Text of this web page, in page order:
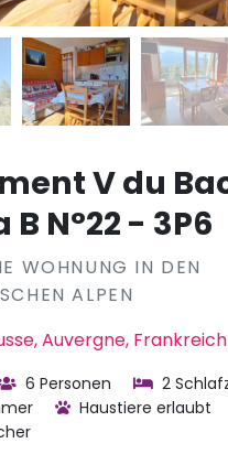
V du
B N°22 - 3P6
WOHNUNG IN DEN
ALPEN
Auvergne, Frankreich
6 Personen
2
Haustiere erlaubt